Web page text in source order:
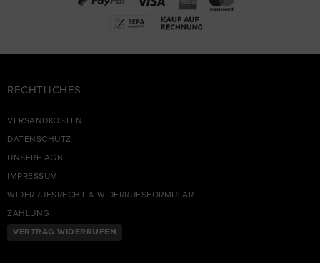
RECHTLICHES
VERSANDKOSTEN
DATENSCHUTZ
UNSERE AGB
IMPRESSUM
WIDERRUFSRECHT & WIDERRUFSFORMULAR
ZAHLUNG
VERTRAG WIDERRUFEN